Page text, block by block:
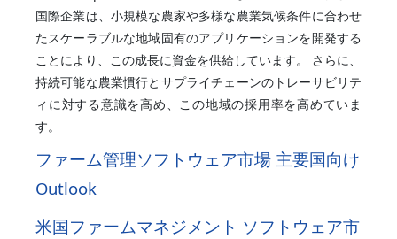
国際企業は、小規模な農家や多様な農業気候条件に合わせ
たスケーラブルな地域固有のアプリケーションを開発する
ことにより、この成長に資金を供給しています。 さらに、
持続可能な農業慣行とサプライチェーンのトレーサビリテ
ィに対する意識を高め、この地域の採用率を高めていま
す。
ファーム管理ソフトウェア市場 主要国向け
Outlook
米国ファームマネジメント ソフトウェア市